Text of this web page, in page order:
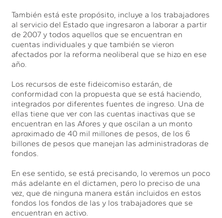
También está este propósito, incluye a los trabajadores
al servicio del Estado que ingresaron a laborar a partir
de 2007 y todos aquellos que se encuentran en
cuentas individuales y que también se vieron
afectados por la reforma neoliberal que se hizo en ese
año.
Los recursos de este fideicomiso estarán, de
conformidad con la propuesta que se está haciendo,
integrados por diferentes fuentes de ingreso. Una de
ellas tiene que ver con las cuentas inactivas que se
encuentran en las Afores y que oscilan a un monto
aproximado de 40 mil millones de pesos, de los 6
billones de pesos que manejan las administradoras de
fondos.
En ese sentido, se está precisando, lo veremos un poco
más adelante en el dictamen, pero lo preciso de una
vez, que de ninguna manera están incluidos en estos
fondos los fondos de las y los trabajadores que se
encuentran en activo.